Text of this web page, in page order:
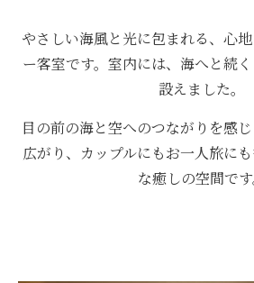
やさしい海風と光に包まれる、心
ー客室です。室内には、海へと続
設えました。
目の前の海と空へのつながりを感
広がり、カップルにもお一人旅に
な癒しの空間です